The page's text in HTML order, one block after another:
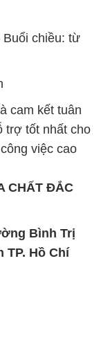
chiều: từ
cam kết tuân
trợ tốt nhất cho
việc cao
CHẤT ĐẮC
Bình Trị
TP. Hồ Chí